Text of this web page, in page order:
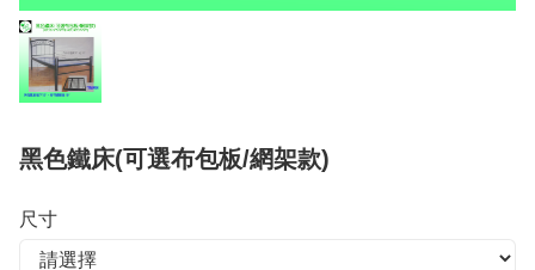
黑色鐵床(可選布包板/網架款)
尺寸